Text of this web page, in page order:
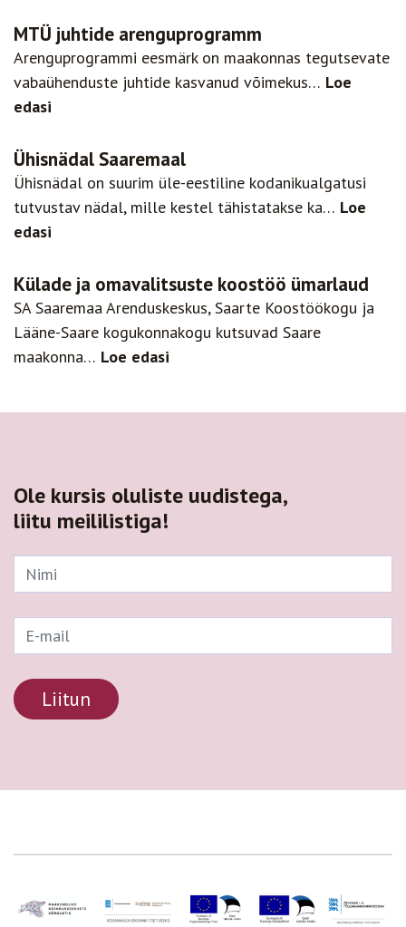
MTÜ juhtide arenguprogramm
Arenguprogrammi eesmärk on maakonnas tegutsevate
vabaühenduste juhtide kasvanud võimekus… Loe
edasi
Ühisnädal Saaremaal
Ühisnädal on suurim üle-eestiline kodanikualgatusi
tutvustav nädal, mille kestel tähistatakse ka… Loe
edasi
Külade ja omavalitsuste koostöö ümarlaud
SA Saaremaa Arenduskeskus, Saarte Koostöökogu ja
Lääne-Saare kogukonnakogu kutsuvad Saare
maakonna… Loe edasi
Ole kursis oluliste uudistega,
liitu meililistiga!